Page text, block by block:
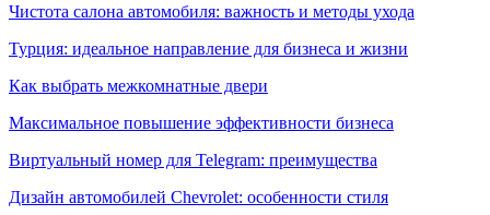
Чистота салона автомобиля: важность и методы ухода
Турция: идеальное направление для бизнеса и жизни
Как выбрать межкомнатные двери
Максимальное повышение эффективности бизнеса
Виртуальный номер для Telegram: преимущества
Дизайн автомобилей Chevrolet: особенности стиля